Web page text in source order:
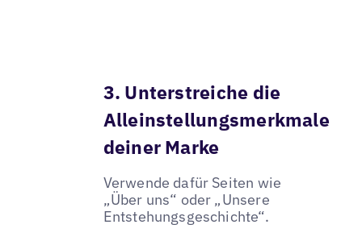
3. Unterstreiche die
Alleinstellungsmerkmale
deiner Marke
Verwende dafür Seiten wie
„Über uns“ oder „Unsere
Entstehungsgeschichte“.